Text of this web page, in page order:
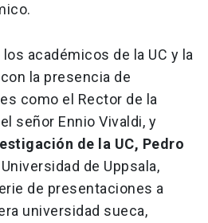
académicos de la UC y la
la presencia de
como el Rector de la
señor Ennio Vivaldi, y
de la UC, Pedro
de Uppsala,
de presentaciones a
universidad sueca,